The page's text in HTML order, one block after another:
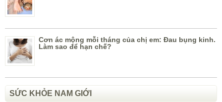
Cơn ác mộng mỗi tháng của chị em: Đau bụng kinh.
Làm sao để hạn chế?
SỨC KHỎE NAM GIỚI